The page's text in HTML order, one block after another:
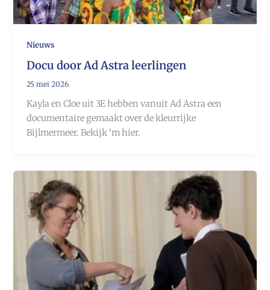
Nieuws
Docu door Ad Astra leerlingen
25 mei 2026
Kayla en Cloe uit 3E hebben vanuit Ad Astra een
documentaire gemaakt over de kleurrijke
Bijlmermeer. Bekijk ‘m hier.